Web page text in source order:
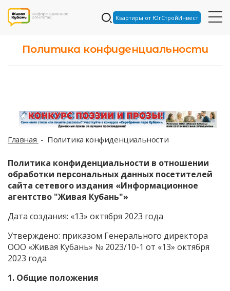
Квартиры от ЮгСтройИнвест
Политика конфиденциальности
Главная Политика конфиденциальности
Политика конфиденциальности в отношении
обработки персональных данных посетителей
сайта сетевого издания «Информационное
агентство "Живая Кубань"»
Дата создания: «13» октября 2023 года
Утверждено: приказом Генерального директора
ООО «Живая Кубань» № 2023/10-1 от «13» октября
2023 года
1. Общие положения